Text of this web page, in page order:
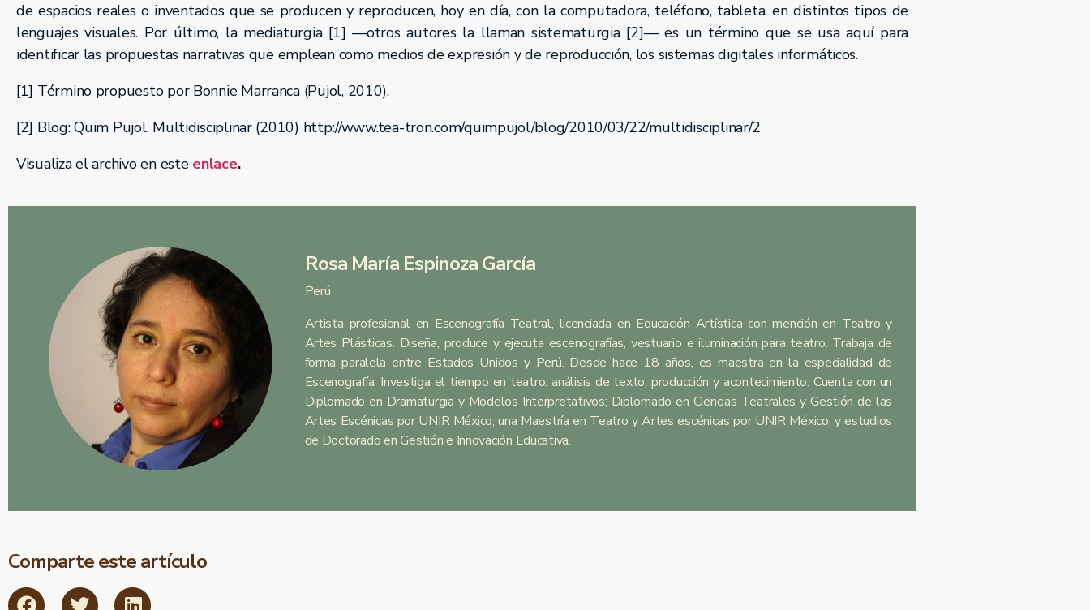
de espacios reales o inventados que se producen y reproducen, hoy en día, con la computadora, teléfono, tableta, en distintos tipos de
lenguajes visuales. Por último, la mediaturgia [1] —otros autores la llaman sistematurgia [2]— es un término que se usa aquí para
identificar las propuestas narrativas que emplean como medios de expresión y de reproducción, los sistemas digitales informáticos.
[1] Término propuesto por Bonnie Marranca (Pujol, 2010).
[2] Blog: Quim Pujol. Multidisciplinar (2010) http://www.tea-tron.com/quimpujol/blog/2010/03/22/multidisciplinar/2
Visualiza el archivo en este enlace.
Rosa María Espinoza García
Perú
Artista profesional en Escenografía Teatral, licenciada en Educación Artística con mención en Teatro y
Artes Plásticas. Diseña, produce y ejecuta escenografías, vestuario e iluminación para teatro. Trabaja de
forma paralela entre Estados Unidos y Perú. Desde hace 18 años, es maestra en la especialidad de
Escenografía. Investiga el tiempo en teatro: análisis de texto, producción y acontecimiento. Cuenta con un
Diplomado en Dramaturgia y Modelos Interpretativos; Diplomado en Ciencias Teatrales y Gestión de las
Artes Escénicas por UNIR México; una Maestría en Teatro y Artes escénicas por UNIR México, y estudios
de Doctorado en Gestión e Innovación Educativa.
Comparte este artículo